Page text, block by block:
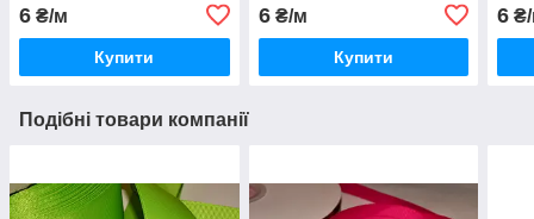
6 ₴/м
Купити
6₴/м
Купити
6
Подібні товари компанії